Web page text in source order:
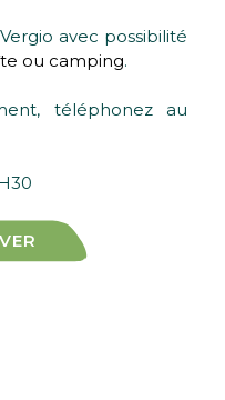
avec possibilité
ou camping.
téléphonez au